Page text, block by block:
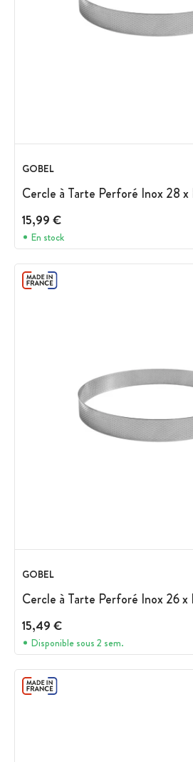
GOBEL
Cercle à Tarte Perforé Inox 28
15,99 €
En stock
GOBEL
Cercle à Tarte Perforé Inox 26 x
15,49 €
Disponible sous 2 sem.